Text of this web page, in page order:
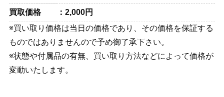
買取価格
2,000円
※買い取り価格は当日の価格であり、その価格を保証する
ものではありませんので予め御了承下さい。
※状態や付属品の有無、買い取り方法などによって価格が
変動いたします。